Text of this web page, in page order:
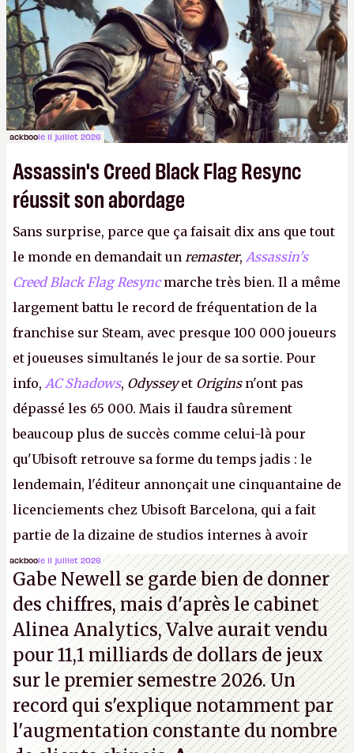
ackboole 11 juillet 2026
Assassin's Creed Black Flag Resync
réussit son abordage
Sans surprise, parce que ça faisait dix ans que tout
le monde en demandait un remaster, Assassin's
Creed Black Flag Resyncmarche très bien. Il a même
largement battu le record de fréquentation de la
franchise sur Steam, avec presque 100 000 joueurs
et joueuses simultanés le jour de sa sortie. Pour
info, AC Shadows, Odysseyet Originsn'ont pas
dépassé les 65 000. Mais il faudra sûrement
beaucoup plus de succès comme celui-là pour
qu'Ubisoft retrouve sa forme du temps jadis : le
lendemain, l'éditeur annonçait une cinquantaine de
licenciements chez Ubisoft Barcelona, qui a fait
partie de la dizaine de studios internes à avoir
travaillé sur cetAssassin's Creedsous la direction
d'Ubisoft Singapour.A.
ackboole 11 juillet 2026
Gabe Newell se garde bien de donner
des chiffres, mais d'après le cabinet
Alinea Analytics, Valve aurait vendu
pour 11,1 milliards de dollars de jeux
sur le premier semestre 2026. Un
record qui s'explique notamment par
l'augmentation constante du nombre